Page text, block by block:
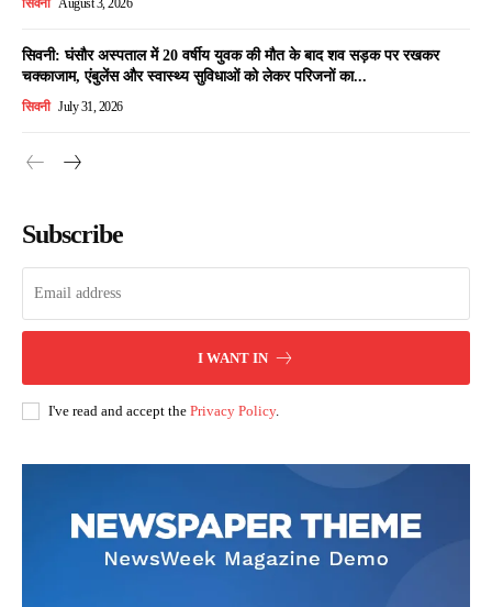
सिवनी August 3, 2026
सिवनी: घंसौर अस्पताल में 20 वर्षीय युवक की मौत के बाद शव सड़क पर रखकर
चक्काजाम, एंबुलेंस और स्वास्थ्य सुविधाओं को लेकर परिजनों का...
सिवनी July 31, 2026
Subscribe
I WANT IN
I've read and accept the Privacy Policy.